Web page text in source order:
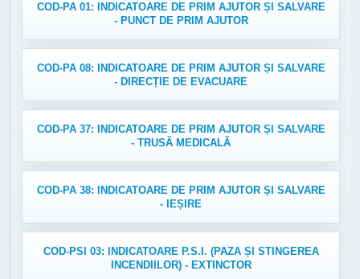
COD-PA 01: INDICATOARE DE PRIM AJUTOR ȘI SALVARE
- PUNCT DE PRIM AJUTOR
COD-PA 08: INDICATOARE DE PRIM AJUTOR ȘI SALVARE
- DIRECȚIE DE EVACUARE
COD-PA 37: INDICATOARE DE PRIM AJUTOR ȘI SALVARE
- TRUSĂ MEDICALĂ
COD-PA 38: INDICATOARE DE PRIM AJUTOR ȘI SALVARE
- IEȘIRE
COD-PSI 03: INDICATOARE P.S.I. (PAZA ȘI STINGEREA
INCENDIILOR) - EXTINCTOR